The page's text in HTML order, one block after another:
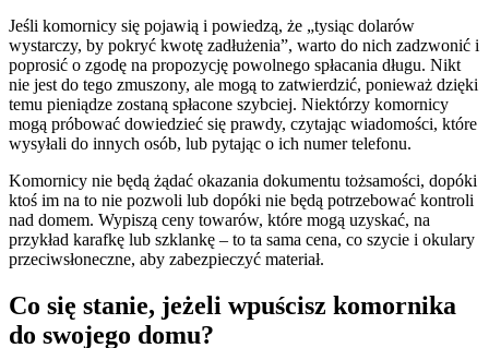
Jeśli komornicy się pojawią i powiedzą, że „tysiąc dolarów
wystarczy, by pokryć kwotę zadłużenia”, warto do nich zadzwonić i
poprosić o zgodę na propozycję powolnego spłacania długu. Nikt
nie jest do tego zmuszony, ale mogą to zatwierdzić, ponieważ dzięki
temu pieniądze zostaną spłacone szybciej. Niektórzy komornicy
mogą próbować dowiedzieć się prawdy, czytając wiadomości, które
wysyłali do innych osób, lub pytając o ich numer telefonu.
Komornicy nie będą żądać okazania dokumentu tożsamości, dopóki
ktoś im na to nie pozwoli lub dopóki nie będą potrzebować kontroli
nad domem. Wypiszą ceny towarów, które mogą uzyskać, na
przykład karafkę lub szklankę – to ta sama cena, co szycie i okulary
przeciwsłoneczne, aby zabezpieczyć materiał.
Co się stanie, jeżeli wpuścisz komornika
do swojego domu?